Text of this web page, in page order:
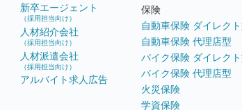
新卒エージェント
（採用担当向け）
人材紹介会社
（採用担当向け）
人材派遣会社
（採用担当向け）
アルバイト求人広告
保険
自動車保険 ダイレク
自動車保険 代理店型
バイク保険 ダイレク
バイク保険 代理店型
火災保険
学資保険